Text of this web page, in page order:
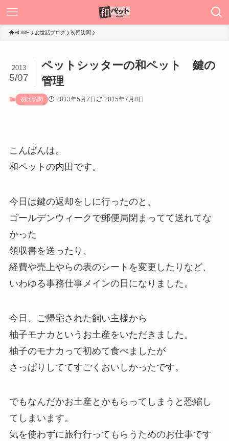
HOME お世話ブログ 初回訪問
ペットシッターの和ペット 鍵の
管理
2013
5/07
初回訪問 2013年5月7日 2015年7月8日
こんばんは。
和ペットの内田です。
今日は鍵の返却をしに行ったのと、
ゴールデンウィークで郵便局閉まってて送れてな
かった
領収書を送ったり、
経費や売上やらの表のシートを変更したりなど、
いわゆる事務仕事メインの日になりました。
今日、ご帰宅された飼い主様から
柚子モナカというお土産をいただきました。
柚子のモナカって初めて食べましたが
さっぱりしててすごくおいしかったです。
でもなんだかお土産とかもらってしまうと恐縮し
てしまいます。
気を使わずに旅行行ってもらうためのお仕事です